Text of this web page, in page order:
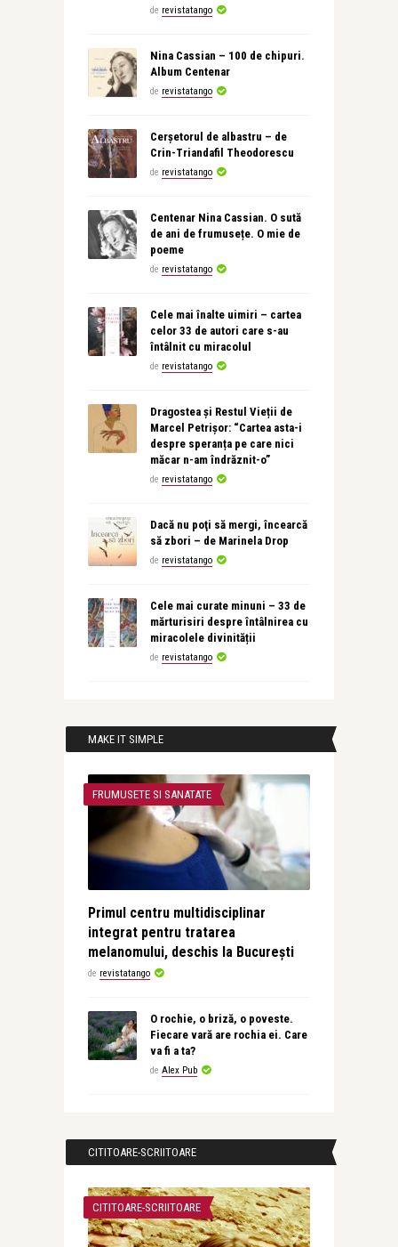
de revistatango
Nina Cassian – 100 de chipuri.
Album Centenar
de revistatango
Cerșetorul de albastru – de
Crin-Triandafil Theodorescu
de revistatango
Centenar Nina Cassian. O sută
de ani de frumusețe. O mie de
poeme
de revistatango
Cele mai înalte uimiri – cartea
celor 33 de autori care s-au
întâlnit cu miracolul
de revistatango
Dragostea și Restul Vieții de
Marcel Petrișor: “Cartea asta-i
despre speranța pe care nici
măcar n-am îndrăznit-o”
de revistatango
Dacă nu poţi să mergi, încearcă
să zbori – de Marinela Drop
de revistatango
Cele mai curate minuni – 33 de
mărturisiri despre întâlnirea cu
miracolele divinității
de revistatango
MAKE IT SIMPLE
FRUMUSETE SI SANATATE
Primul centru multidisciplinar
integrat pentru tratarea
melanomului, deschis la București
de revistatango
O rochie, o briză, o poveste.
Fiecare vară are rochia ei. Care
va fi a ta?
de Alex Pub
CITITOARE-SCRIITOARE
CITITOARE-SCRIITOARE